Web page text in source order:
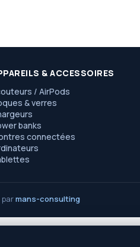
& ACCESSOIRES
/ AirPods
& verres
banks
connectées
parmans-consulting